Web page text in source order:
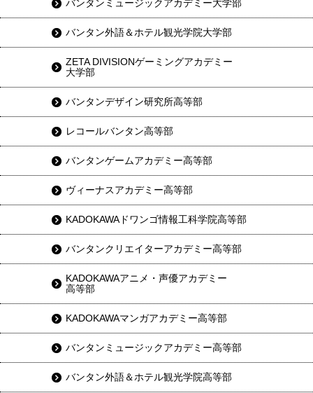
バンタンミュージックアカデミー大学部
バンタン外語＆ホテル観光学院大学部
ZETA DIVISIONゲーミングアカデミー
大学部
バンタンデザイン研究所高等部
レコールバンタン高等部
バンタンゲームアカデミー高等部
ヴィーナスアカデミー高等部
KADOKAWAドワンゴ情報工科学院高等部
バンタンクリエイターアカデミー高等部
KADOKAWAアニメ・声優アカデミー
高等部
KADOKAWAマンガアカデミー高等部
バンタンミュージックアカデミー高等部
バンタン外語＆ホテル観光学院高等部